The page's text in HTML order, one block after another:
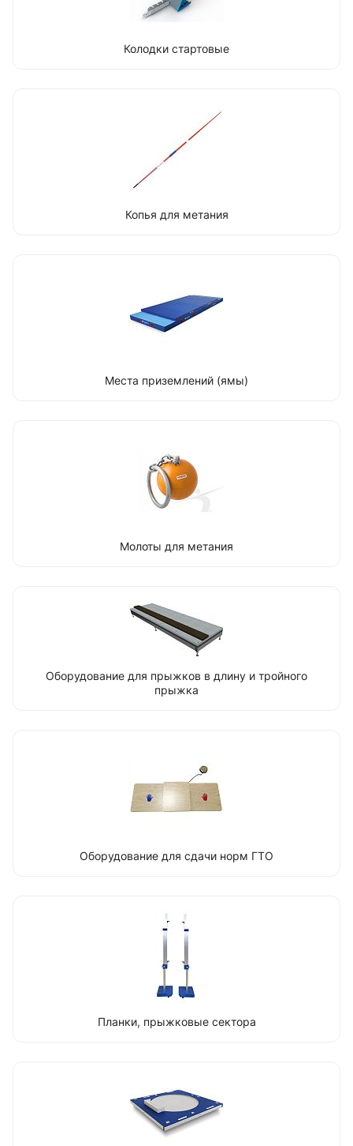
Колодки стартовые
Копья для метания
Места приземлений (ямы)
Молоты для метания
Оборудование для прыжков в длину и тройного
прыжка
Оборудование для сдачи норм ГТО
Планки, прыжковые сектора